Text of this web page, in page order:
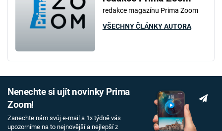
redakce magazínu Prima Zoom
VŠECHNY ČLÁNKY AUTORA
Nenechte si ujít novinky Prima
Zoom!
Zanechte nám svůj e-mail a 1x týdně vás
upozorníme na to nejnovější a nejlepší z